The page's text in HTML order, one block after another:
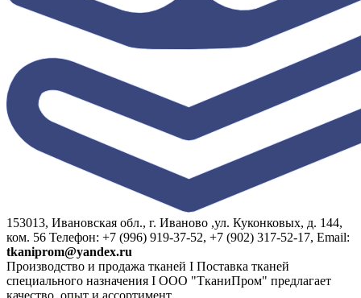
153013, Ивановская обл., г. Иваново ,ул. Куконковых, д. 144,
ком. 56 Телефон: +7 (996) 919-37-52, +7 (902) 317-52-17, Email:
tkaniprom@yandex.ru
Производство и продажа тканей I Поставка тканей
специального назначения I ООО "ТканиПром" предлагает
качество, опыт и ассортимент